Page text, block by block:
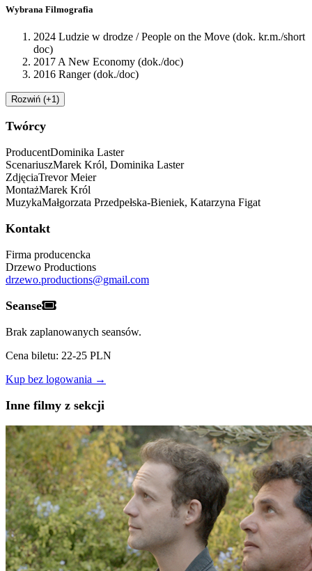
Wybrana Filmografia
2024 Ludzie w drodze / People on the Move (dok. kr.m./short
doc)
2017 A New Economy (dok./doc)
2016 Ranger (dok./doc)
Rozwiń (+1)
Twórcy
ProducentDominika Laster
ScenariuszMarek Król, Dominika Laster
ZdjęciaTrevor Meier
MontażMarek Król
MuzykaMałgorzata Przedpełska-Bieniek, Katarzyna Figat
Kontakt
Firma producencka
Drzewo Productions
drzewo.productions@gmail.com
Seanse
Brak zaplanowanych seansów.
Cena biletu: 22-25 PLN
Kup bez logowania →
Inne filmy z sekcji